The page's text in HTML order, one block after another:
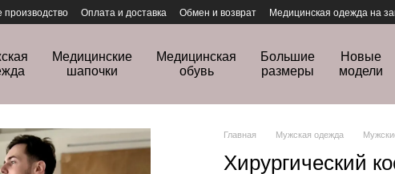
производство Оплата и доставка Обмен и возврат Медицинская одежда на
Медицинские
шапочки
Медицинская
обувь
Большие
размеры
Новые
модели
Главная Мужская одежда
Хирургический